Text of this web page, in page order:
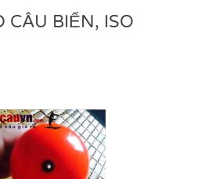
CÂU BIỂN, ISO